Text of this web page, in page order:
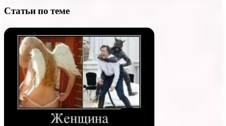
Статьи по теме